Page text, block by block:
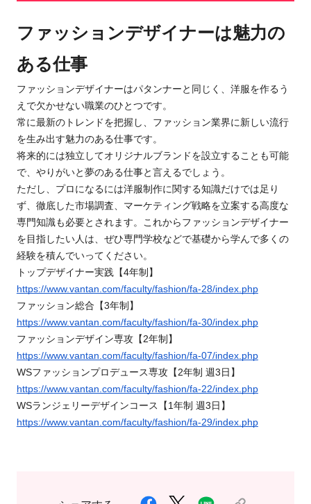
ファッションデザイナーは魅力の
ある仕事
ファッションデザイナーはパタンナーと同じく、洋服を作るう
えで欠かせない職業のひとつです。
常に最新のトレンドを把握し、ファッション業界に新しい流行
を生み出す魅力のある仕事です。
将来的には独立してオリジナルブランドを設立することも可能
で、やりがいと夢のある仕事と言えるでしょう。
ただし、プロになるには洋服制作に関する知識だけでは足り
ず、徹底した市場調査、マーケティング戦略を立案する高度な
専門知識も必要とされます。
これからファッションデザイナー
を目指したい人は、ぜひ専門学校などで基礎から学んで多くの
経験を積んでいってください。
トップデザイナー実践【4年制】
https://www.vantan.com/faculty/fashion/fa-28/index.php
ファッション総合【3年制】
https://www.vantan.com/faculty/fashion/fa-30/index.php
ファッションデザイン専攻【2年制】
https://www.vantan.com/faculty/fashion/fa-07/index.php
WSファッションプロデュース専攻【2年制 週3日】
https://www.vantan.com/faculty/fashion/fa-22/index.php
WSランジェリーデザインコース【1年制 週3日】
https://www.vantan.com/faculty/fashion/fa-29/index.php